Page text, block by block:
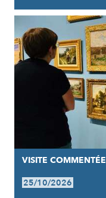
VISITE COMMENTÉE
25/10/2026